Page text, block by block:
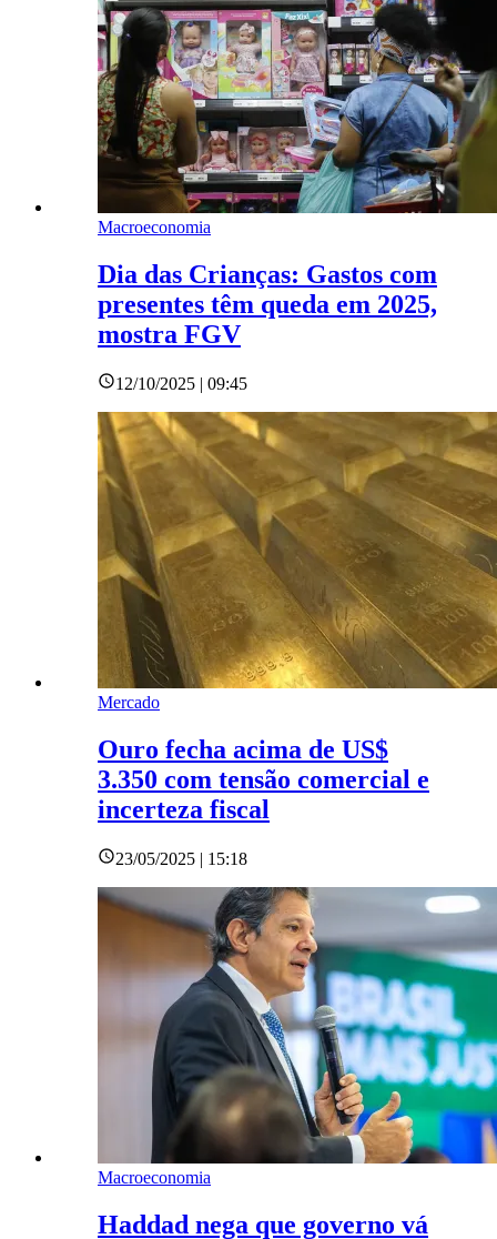
Macroeconomia
Dia das Crianças: Gastos com
presentes têm queda em 2025,
mostra FGV
12/10/2025 | 09:45
Mercado
Ouro fecha acima de US$
3.350 com tensão comercial e
incerteza fiscal
23/05/2025 | 15:18
Macroeconomia
Haddad nega que governo vá